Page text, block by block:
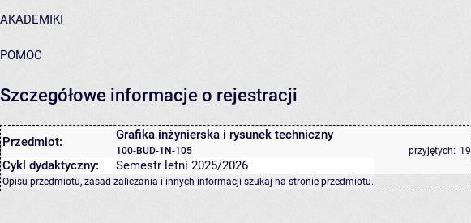
AKADEMIKI
POMOC
Szczegółowe informacje o rejestracji
Przedmiot: Grafika inżynierska i rysunek techniczny
100-BUD-1N-105 przyjętych: 19
Cykl dydaktyczny: Semestr letni 2025/2026
Opisu przedmiotu, zasad zaliczania i innych informacji szukaj na stronie przedmiotu.